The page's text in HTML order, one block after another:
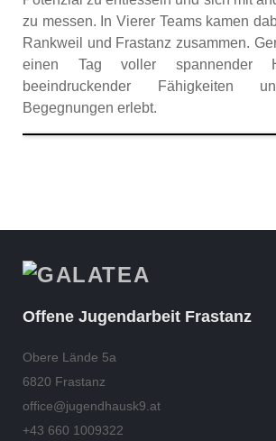
zu messen. In Vierer Teams kamen
Rankweil und Frastanz zusammen.
einen Tag voller spannender
beeindruckender Fähigkeiten
Begegnungen erlebt.
Offene Jugendarbeit Frastanz
Obere Lände 5a
6820 Frastanz
office@jugendhausk9.at
+43 660 1009322